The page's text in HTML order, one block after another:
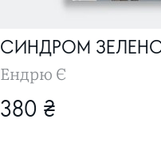
СИНДРОМ
Ендрю Є
380 ₴